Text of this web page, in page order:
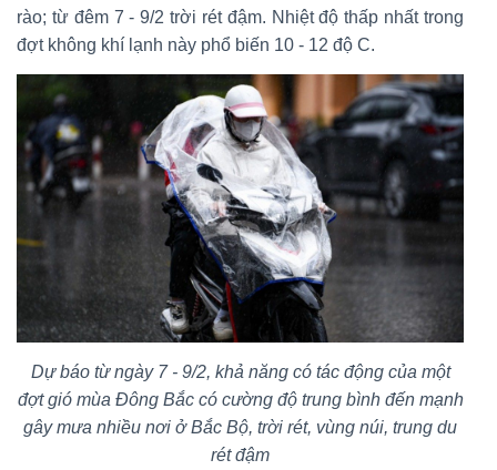
rào; từ đêm 7 - 9/2 trời rét đậm. Nhiệt độ thấp nhất trong
đợt không khí lạnh này phổ biến 10 - 12 độ C.
Dự báo từ ngày 7 - 9/2, khả năng có tác động của một
đợt gió mùa Đông Bắc có cường độ trung bình đến mạnh
gây mưa nhiều nơi ở Bắc Bộ, trời rét, vùng núi, trung du
rét đậm